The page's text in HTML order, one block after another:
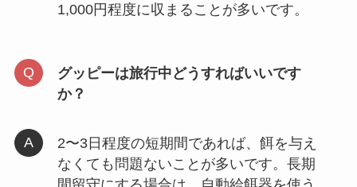
1,000円程度に収まることが多いです。
グッピーは旅行中どうすればいいです
か？
2〜3日程度の短期間であれば、餌を与え
なくても問題ないことが多いです。長期